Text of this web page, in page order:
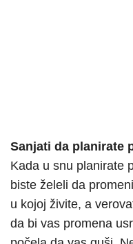
Sanjati da planirate
Kada u snu planirate
biste želeli da
u kojoj živite, a
da bi vas promena